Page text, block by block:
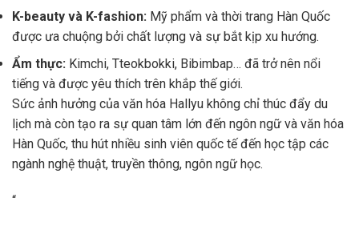
K-beauty và K-fashion: Mỹ phẩm và thời trang Hàn Quốc
được ưa chuộng bởi chất lượng và sự bắt kịp xu hướng.
Ẩm thực: Kimchi, Tteokbokki, Bibimbap… đã trở nên nổi
tiếng và được yêu thích trên khắp thế giới.
Sức ảnh hưởng của văn hóa Hallyu không chỉ thúc đẩy du
lịch mà còn tạo ra sự quan tâm lớn đến ngôn ngữ và văn hóa
Hàn Quốc, thu hút nhiều sinh viên quốc tế đến học tập các
ngành nghệ thuật, truyền thông, ngôn ngữ học.
“